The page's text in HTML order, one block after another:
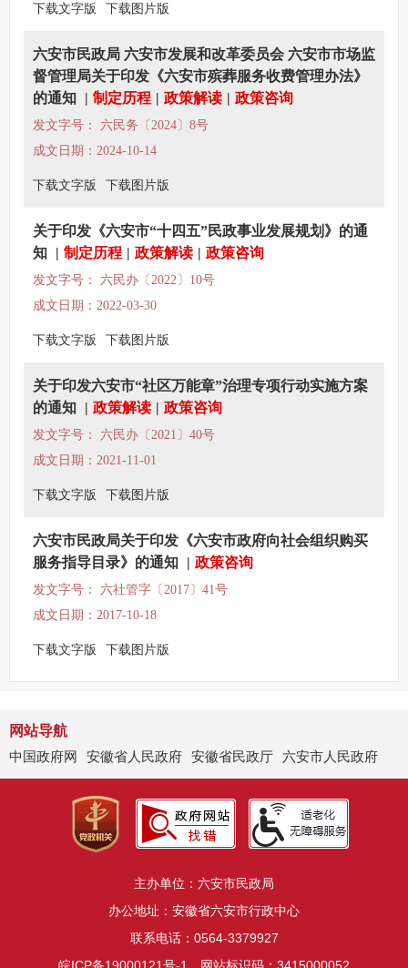
下载文字版 下载图片版
六安市民政局 六安市发展和改革委员会 六安市市场监
督管理局关于印发《六安市殡葬服务收费管理办法》
的通知 | 制定历程 | 政策解读 | 政策咨询
发文字号： 六民务〔2024〕8号
成文日期：2024-10-14
下载文字版 下载图片版
关于印发《六安市“十四五”民政事业发展规划》的通
知 | 制定历程 | 政策解读 | 政策咨询
发文字号： 六民办〔2022〕10号
成文日期：2022-03-30
下载文字版 下载图片版
关于印发六安市“社区万能章”治理专项行动实施方案
的通知 | 政策解读 | 政策咨询
发文字号： 六民办〔2021〕40号
成文日期：2021-11-01
下载文字版 下载图片版
六安市民政局关于印发《六安市政府向社会组织购买
服务指导目录》的通知 | 政策咨询
发文字号： 六社管字〔2017〕41号
成文日期：2017-10-18
下载文字版 下载图片版
网站导航
中国政府网
安徽省人民政府 安徽省民政厅 六安市人民政府
主办单位：六安市民政局
办公地址：安徽省六安市行政中心
联系电话：0564-3379927
皖ICP备19000121号-1
网站标识码：3415000052